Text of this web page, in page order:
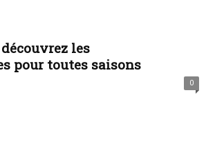
les
pour toutes saisons
0